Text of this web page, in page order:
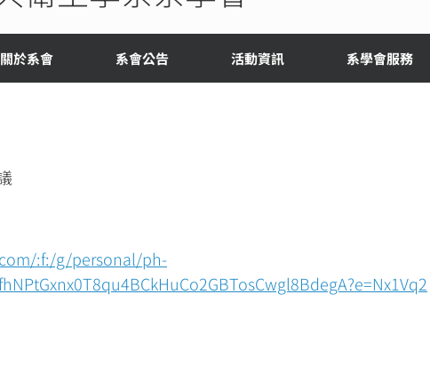
關於系會 系會公告 活動資訊 系學會服務
:f:/g/personal/ph-